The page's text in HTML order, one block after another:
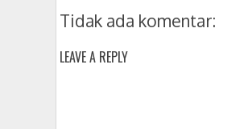
Tidak ada komentar:
LEAVE A REPLY